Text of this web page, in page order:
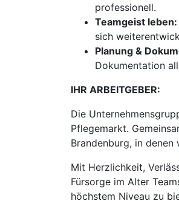
professionell.
Teamgeist leben:
sich
Planung &
Dokumentation
IHR ARBEITGEBER:
Die
Pflegemarkt.
Brandenburg, in
Mit Herzlichkeit,
Fürsorge im Alter
höchstem Niveau zu